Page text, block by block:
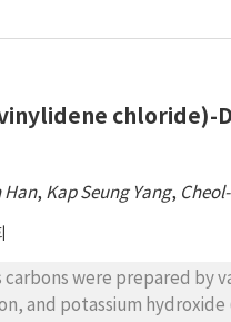
chloride)-
Han, Kap Seung Yang,
were prepared by
and potassium hydroxide